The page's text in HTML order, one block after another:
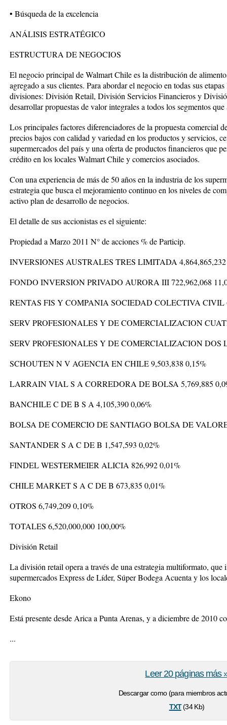
• Búsqueda de la excelencia
ANÁLISIS ESTRATÉGICO
ESTRUCTURA DE NEGOCIOS
El negocio principal de Walmart Chile es la distribución de
agregado a sus clientes. Para abordar el negocio en todas sus
divisiones: División Retail, División Servicios Financieros y
desarrollar propuestas de valor integrales a todos los segmentos que
Los principales factores diferenciadores de la propuesta comercial
precios bajos con calidad y variedad en los productos y servicios,
supermercados del país y una oferta de productos financieros que
crédito en los locales Walmart Chile y comercios asociados.
Con una experiencia de más de 50 años en la industria de los
estrategia que busca el mejoramiento continuo en los niveles de
activo plan de desarrollo de negocios.
El detalle de sus accionistas es el siguiente:
Propiedad a Marzo 2011 N° de acciones % de Particip.
INVERSIONES AUSTRALES TRES LIMITADA 4,864,865,232
FONDO INVERSION PRIVADO AURORA III 722,962,068
RENTAS FIS Y COMPANIA SOCIEDAD COLECTIVA CIVIL
SERV PROFESIONALES Y DE COMERCIALIZACION
SERV PROFESIONALES Y DE COMERCIALIZACION DOS
SCHOUTEN N V AGENCIA EN CHILE 9,503,838 0,15%
LARRAIN VIAL S A CORREDORA DE BOLSA 5,769,885
BANCHILE C DE B S A 4,105,390 0,06%
BOLSA DE COMERCIO DE SANTIAGO BOLSA DE
SANTANDER S A C DE B 1,547,593 0,02%
FINDEL WESTERMEIER ALICIA 826,992 0,01%
CHILE MARKET S A C DE B 673,835 0,01%
OTROS 6,749,209 0,10%
TOTALES 6,520,000,000 100,00%
División Retail
La división retail opera a través de una estrategia multiformato,
supermercados Express de Líder, Súper Bodega Acuenta y los
Ekono
Está presente desde Arica a Punta Arenas, y a diciembre de 2010
...
Descargar como (para miembros
txt(34 Kb)
Leer 20 páginas más